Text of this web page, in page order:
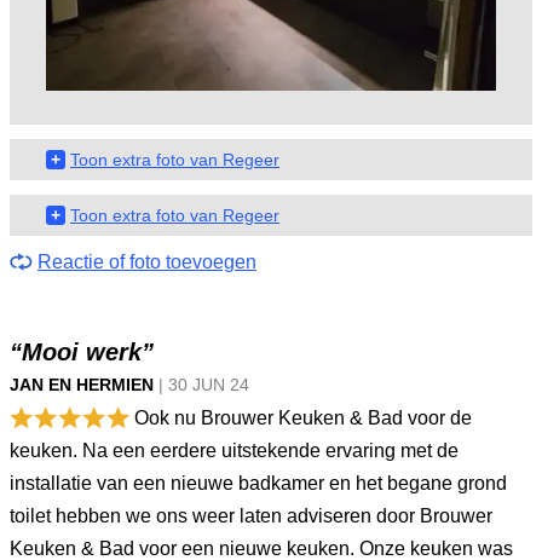
+ Toon extra foto van Regeer
+ Toon extra foto van Regeer
Reactie of foto toevoegen
“Mooi werk”
JAN EN HERMIEN | 30 JUN 24
Ook nu Brouwer Keuken & Bad voor de
keuken. Na een eerdere uitstekende ervaring met de
installatie van een nieuwe badkamer en het begane grond
toilet hebben we ons weer laten adviseren door Brouwer
Keuken & Bad voor een nieuwe keuken. Onze keuken was